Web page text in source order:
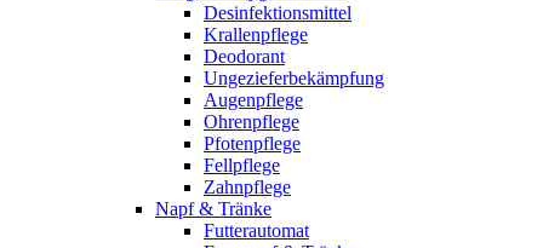
Desinfektionsmittel
Krallenpflege
Deodorant
Ungezieferbekämpfung
Augenpflege
Ohrenpflege
Pfotenpflege
Fellpflege
Zahnpflege
Napf & Tränke
Futterautomat